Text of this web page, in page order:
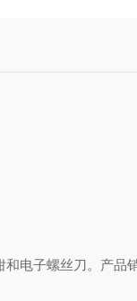
电子螺丝刀。产品